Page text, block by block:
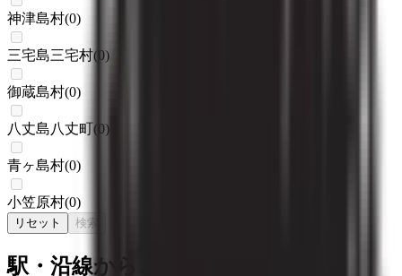
神津島村(0)
三宅島三宅村( 0)
御蔵島村(0)
八丈島八丈町( 0)
青ヶ島村(0)
小笠原村(0)
リセット 検索
駅・沿線からさがす